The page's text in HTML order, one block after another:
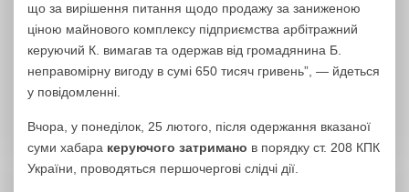
що за вирішення питання щодо продажу за заниженою
ціною майнового комплексу підприємства арбітражний
керуючий К. вимагав та одержав від громадянина Б.
неправомірну вигоду в сумі 650 тисяч гривень”, — йдеться
у повідомленні.
Вчора, у понеділок, 25 лютого, після одержання вказаної
суми хабара керуючого затримано в порядку ст. 208 КПК
України, проводяться першочергові слідчі дії.